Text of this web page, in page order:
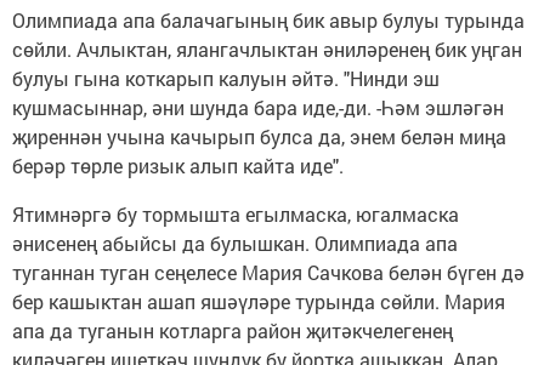
Олимпиада апа балачагының бик авыр булуы турында
сөйли. Ачлыктан, ялангачлыктан әниләренең бик уңган
булуы гына коткарып калуын әйтә. "Нинди эш
кушмасыннар, әни шунда бара иде,-ди. -Һәм эшләгән
җиреннән учына качырып булса да, энем белән миңа
берәр төрле ризык алып кайта иде".
Ятимнәргә бу тормышта егылмаска, югалмаска
әнисенең абыйсы да булышкан. Олимпиада апа
туганнан туган сеңелесе Мария Сачкова белән бүген дә
бер кашыктан ашап яшәүләре турында сөйли. Мария
апа да туганын котларга район җитәкчелегенең